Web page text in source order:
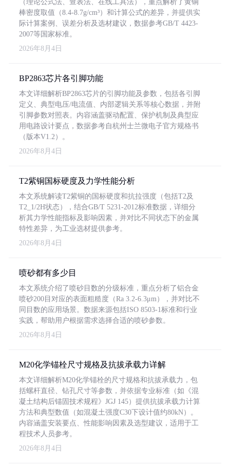
（理论公式法、查表法、在线工具法），重点解析了黄铜
棒密度取值（8.4-8.7g/cm³）和计算公式的差异，并提供实
际计算案例、误差分析及选材建议，数据参考GB/T 4423-
2007等国家标准。
2026年8月4日
BP2863芯片各引脚功能
本文详细解析BP2863芯片的引脚功能及参数，包括各引脚
定义、典型电压/电流值、内部逻辑关系等核心数据，并附
引脚参数对照表。内容涵盖驱动配置、保护机制及典型应
用电路设计要点，数据参考自杭州士兰微电子官方规格书
（版本V1.2）。
2026年8月4日
T2紫铜国标硬度及力学性能分析
本文系统解读T2紫铜的国标硬度和抗拉强度（包括T2及
T2_1/2H状态），结合GB/T 5231-2012标准数据，详细分
析其力学性能指标及影响因素，并对比不同状态下的金属
特性差异，为工业选材提供参考。
2026年8月4日
喷砂都有多少目
本文系统介绍了喷砂目数的分级标准，重点分析了铝合金
喷砂200目对应的表面粗糙度（Ra 3.2-6.3μm），并对比不
同目数的应用场景。数据来源包括ISO 8503-1标准和行业
实践，帮助用户根据需求选择合适的喷砂参数。
2026年8月4日
M20化学锚栓尺寸规格及抗拔承载力详解
本文详细解析M20化学锚栓的尺寸规格和抗拔承载力，包
括螺杆直径、钻孔尺寸等参数，并依据专业标准（如《混
凝土结构后锚固技术规程》JGJ 145）提供抗拔承载力计算
方法和典型数值（如混凝土强度C30下设计值约80kN）。
内容涵盖安装要点、性能影响因素及选型建议，适用于工
程技术人员参考。
2026年8月4日